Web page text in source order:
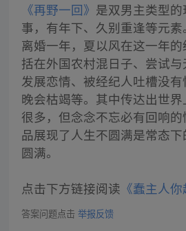
《再野一回》 是双男主类型
事，有年下、久别重逢等元
离婚一年，夏以风在这一年
括在外国农村混日子、尝试
发展恋情、被经纪人吐槽没
晚会枯竭等。其中传达出世
很多，但念念不忘必有回响
品展现了人生不圆满是常态
圆满。
点击下方链接阅读 《蠢主人你
答案问题点击 举报反馈